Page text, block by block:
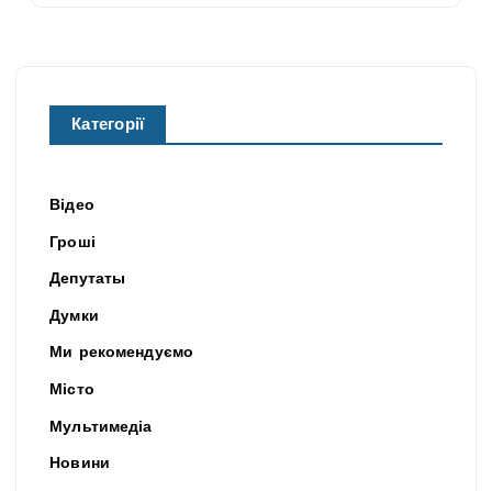
Категорії
Відео
Гроші
Депутаты
Думки
Ми рекомендуємо
Місто
Мультимедіа
Новини